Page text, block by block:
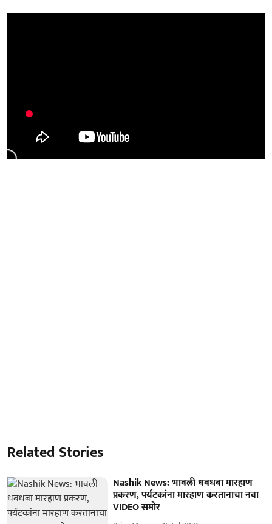
Related Stories
Nashik News: भावली धबधबा मारहाण
प्रकरण, पर्यटकांना मारहाण करतानाचा नवा
VIDEO समोर